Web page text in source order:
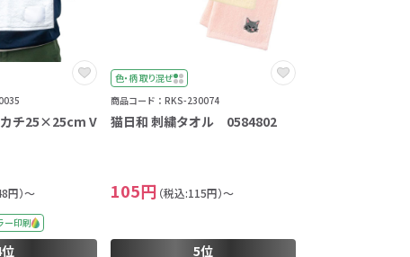
チ25×25cm V
円）～
ー印刷
色・柄 取り混ぜ
商品コード：RKS-230074
猫日和 刺繍タオル 0584802
105円 （税込:115円）～
5位